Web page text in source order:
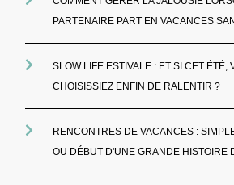
PARTENAIRE PART EN VACANCES
SLOW LIFE ESTIVALE : ET SI CET ÉTÉ,
CHOISISSIEZ ENFIN DE RALENTIR ?
RENCONTRES DE VACANCES :
OU DÉBUT D'UNE GRANDE HISTOIRE